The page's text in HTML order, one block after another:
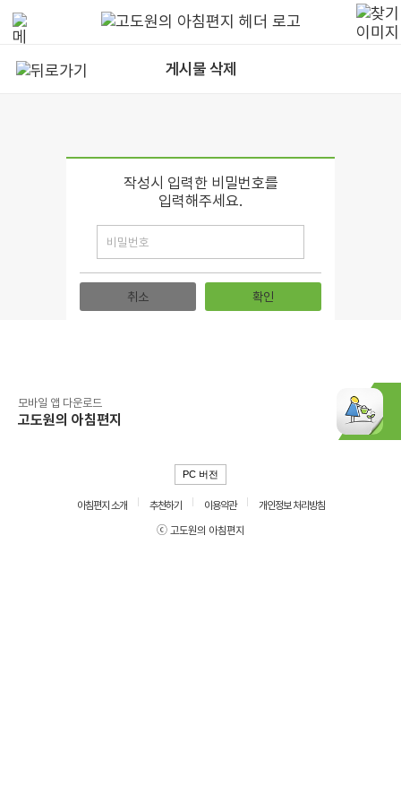
게시물 삭제
작성시 입력한 비밀번호를
입력해주세요.
취소 확인
모바일 앱 다운로드
고도원의 아침편지
PC 버전
아침편지 소개 추천하기 이용약관
개인정보 처리방침
ⓒ 고도원의 아침편지